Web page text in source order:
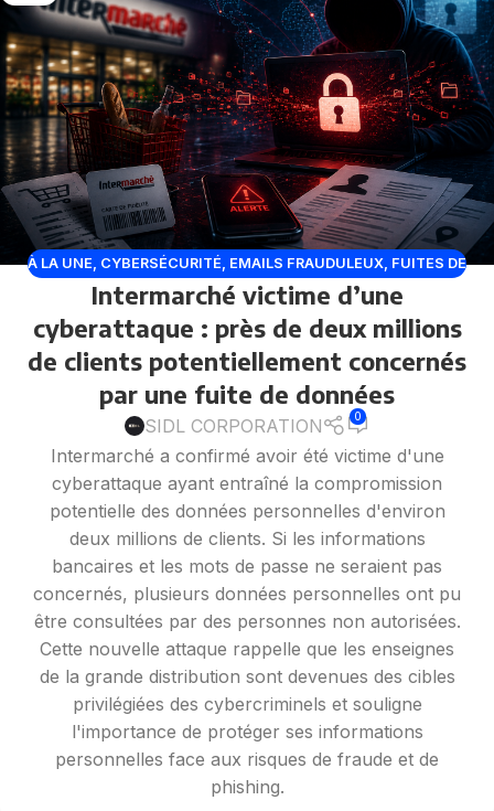
À LA UNE, CYBERSÉCURITÉ, EMAILS FRAUDULEUX, FUITES DE
DONNÉES , PHISHING
Intermarché victime d’une
cyberattaque : près de deux millions
de clients potentiellement concernés
par une fuite de données
SIDL CORPORATION 0
Intermarché a confirmé avoir été victime d'une
cyberattaque ayant entraîné la compromission
potentielle des données personnelles d'environ
deux millions de clients. Si les informations
bancaires et les mots de passe ne seraient pas
concernés, plusieurs données personnelles ont pu
être consultées par des personnes non autorisées.
Cette nouvelle attaque rappelle que les enseignes
de la grande distribution sont devenues des cibles
privilégiées des cybercriminels et souligne
l'importance de protéger ses informations
personnelles face aux risques de fraude et de
phishing.